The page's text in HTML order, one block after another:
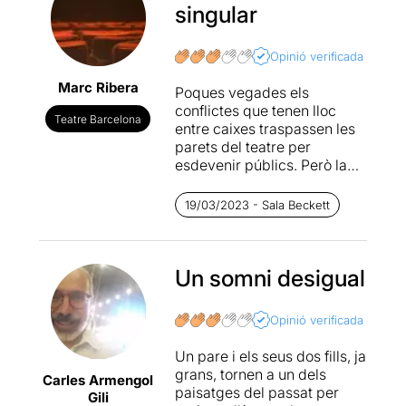
Marc Ribera
Teatre Barcelona
singular
Opinió verificada
Poques vegades els
conflictes que tenen lloc
entre caixes traspassen les
parets del teatre per
esdevenir públics. Però la
proposa aquesta obra ha
tingut la seva rèplica també
en el desenvolupament de la
que la proposta escènica de
la directora ( Lucia del
Greco) no ha acabat de
convèncer l’autor (David
fidel a allò que ha de
respirar, de forma essencial,
la seva dramatúrgia.
19/03/2023 - Sala Beckett
Carles Armengol
Gili
Un somni desigual
Opinió verificada
Un pare i els seus dos fills, ja
grans, tornen a un dels
paisatges del passat per